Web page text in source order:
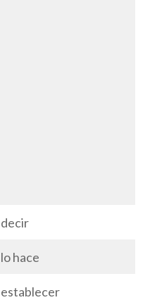
decir
lo hace
establecer